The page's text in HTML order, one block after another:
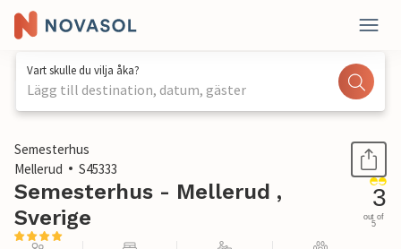
Vart skulle du vilja åka?
Lägg till destination, datum, gäster
1 / 18
Semesterhus
Mellerud
S45333
Semesterhus - Mellerud ,
Sverige
3
out of
5